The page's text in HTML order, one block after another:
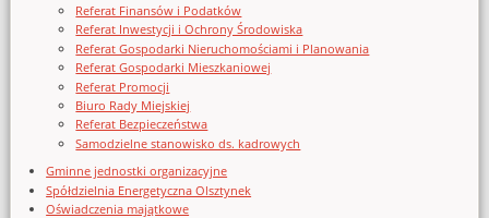
Referat Finansów i Podatków
Referat Inwestycji i Ochrony Środowiska
Referat Gospodarki Nieruchomościami i Planowania
Referat Gospodarki Mieszkaniowej
Referat Promocji
Biuro Rady Miejskiej
Referat Bezpieczeństwa
Samodzielne stanowisko ds. kadrowych
Gminne jednostki organizacyjne
Spółdzielnia Energetyczna Olsztynek
Oświadczenia majątkowe